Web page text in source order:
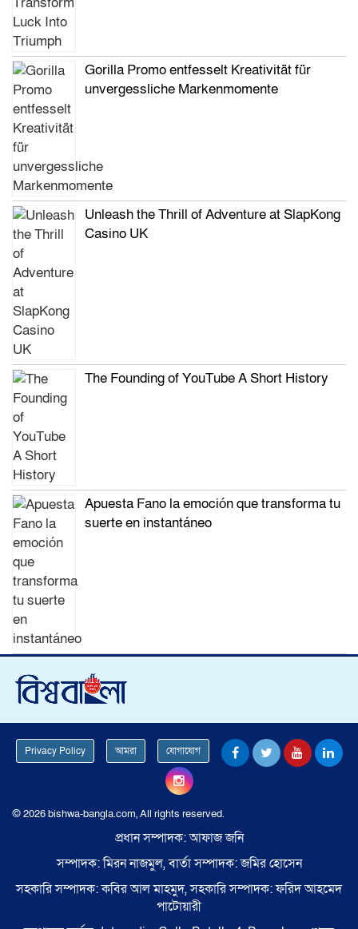
Gorilla Promo entfesselt Kreativität für
unvergessliche Markenmomente
Unleash the Thrill of Adventure at SlapKong
Casino UK
The Founding of YouTube A Short History
Apuesta Fano la emoción que transforma tu
suerte en instantáneo
Privacy Policy আমরা যোগাযোগ
© 2026 bishwa-bangla.com, All rights reserved.
প্রধান সম্পাদক: আফাজ জনি
সম্পাদক: মিরন নাজমুল, বার্তা সম্পাদক: জমির হোসেন
সহকারি সম্পাদক: কবির আল মাহমুদ, সহকারি সম্পাদক: ফরিদ আহমেদ
পাটোয়ারী